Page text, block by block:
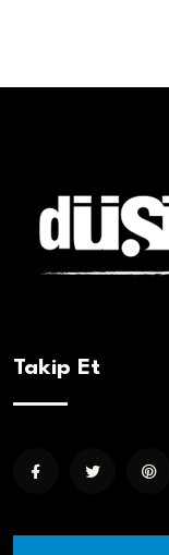
Takip Et